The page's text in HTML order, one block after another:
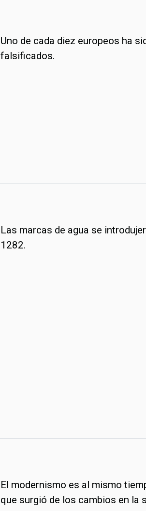
Uno de cada diez europeos ha
falsificados.
Las marcas de agua se
1282.
El modernismo es al mismo
que surgió de los cambios en la